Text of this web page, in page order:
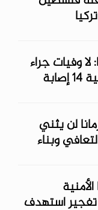
وفيات جراء
لن يثني
وبناء
استهدف